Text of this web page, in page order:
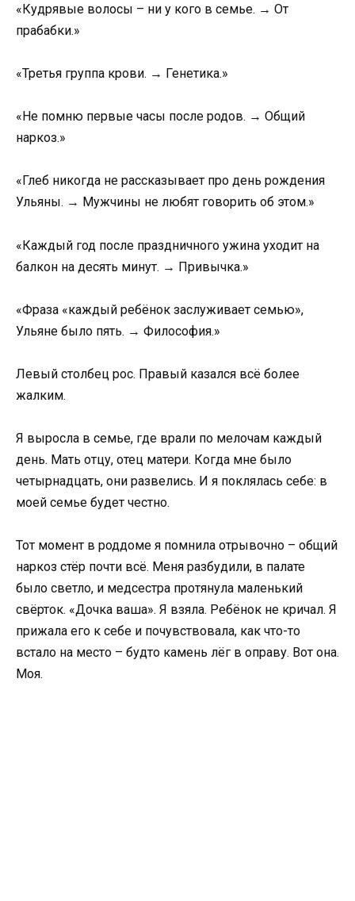
«Кудрявые волосы – ни у кого в семье. → От
прабабки.»
«Третья группа крови. → Генетика.»
«Не помню первые часы после родов. → Общий
наркоз.»
«Глеб никогда не рассказывает про день рождения
Ульяны. → Мужчины не любят говорить об этом.»
«Каждый год после праздничного ужина уходит на
балкон на десять минут. → Привычка.»
«Фраза «каждый ребёнок заслуживает семью»,
Ульяне было пять. → Философия.»
Левый столбец рос. Правый казался всё более
жалким.
Я выросла в семье, где врали по мелочам каждый
день. Мать отцу, отец матери. Когда мне было
четырнадцать, они развелись. И я поклялась себе: в
моей семье будет честно.
Тот момент в роддоме я помнила отрывочно – общий
наркоз стёр почти всё. Меня разбудили, в палате
было светло, и медсестра протянула маленький
свёрток. «Дочка ваша». Я взяла. Ребёнок не кричал. Я
прижала его к себе и почувствовала, как что-то
встало на место – будто камень лёг в оправу. Вот она.
Моя.